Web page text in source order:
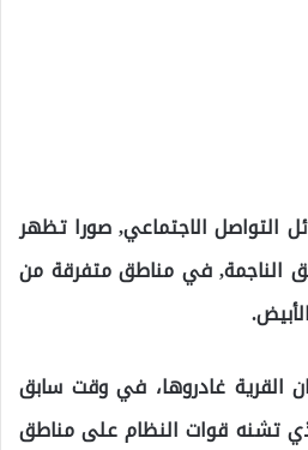
التواصل الاجتماعي, صورا تظهر
الناجمة, في مناطق متفرقة من
القرية غادروها، في وقت سابق
تشنه قوات النظام على مناطق